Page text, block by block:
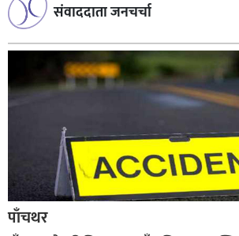
संवाददाता जनचर्चा
पाँचथर